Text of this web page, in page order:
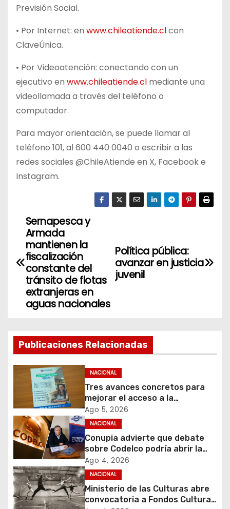
Previsión Social.
• Por Internet: en www.chileatiende.clcon
ClaveÚnica.
• Por Videoatención: conectando con un
ejecutivo en www.chileatiende.cl mediante una
videollamada a través del teléfono o
computador.
Para mayor orientación, se puede llamar al
teléfono 101, al 600 440 0040 o escribir a las
redes sociales @ChileAtiende en X, Facebook e
Instagram.
N
v
a
c
n
d
e
e
Política pública:
avanzar en justicia
juvenil
Sernapesca y
Armada
mantienen la
fiscalización
constante del
tránsito de flotas
extranjeras en
aguas nacionales
Publicaciones Relacionadas
NACIONAL
Tres avances concretos para
mejorar el acceso a la
información y proteger los
derechos de los contribuyentes
en materia de avalúos y
contribuciones
Ago 5, 2026
NACIONAL
Conupia advierte que debate
sobre Codelco podría abrir la
puerta a una nueva ola de
privatizaciones en Chile
Ago 4, 2026
NACIONAL
Ministerio de las Culturas abre
convocatoria a Fondos Cultura